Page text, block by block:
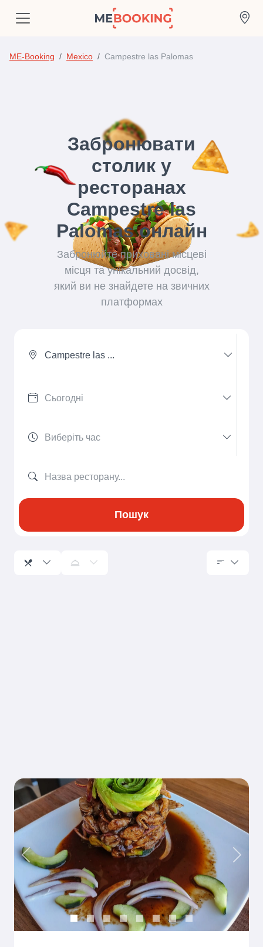
ME-Booking Mexico Campestre las Palomas
Забронювати
столик у
ресторанах
Campestre las
Palomas онлайн
Забронюйте приховані місцеві
місця та унікальний досвід,
який ви не знайдете на звичних
платформах
Campestre las ...
Пошук
Previous Next